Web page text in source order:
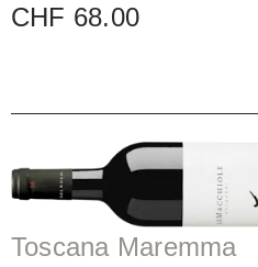
CHF 68.00
Toscana Maremma